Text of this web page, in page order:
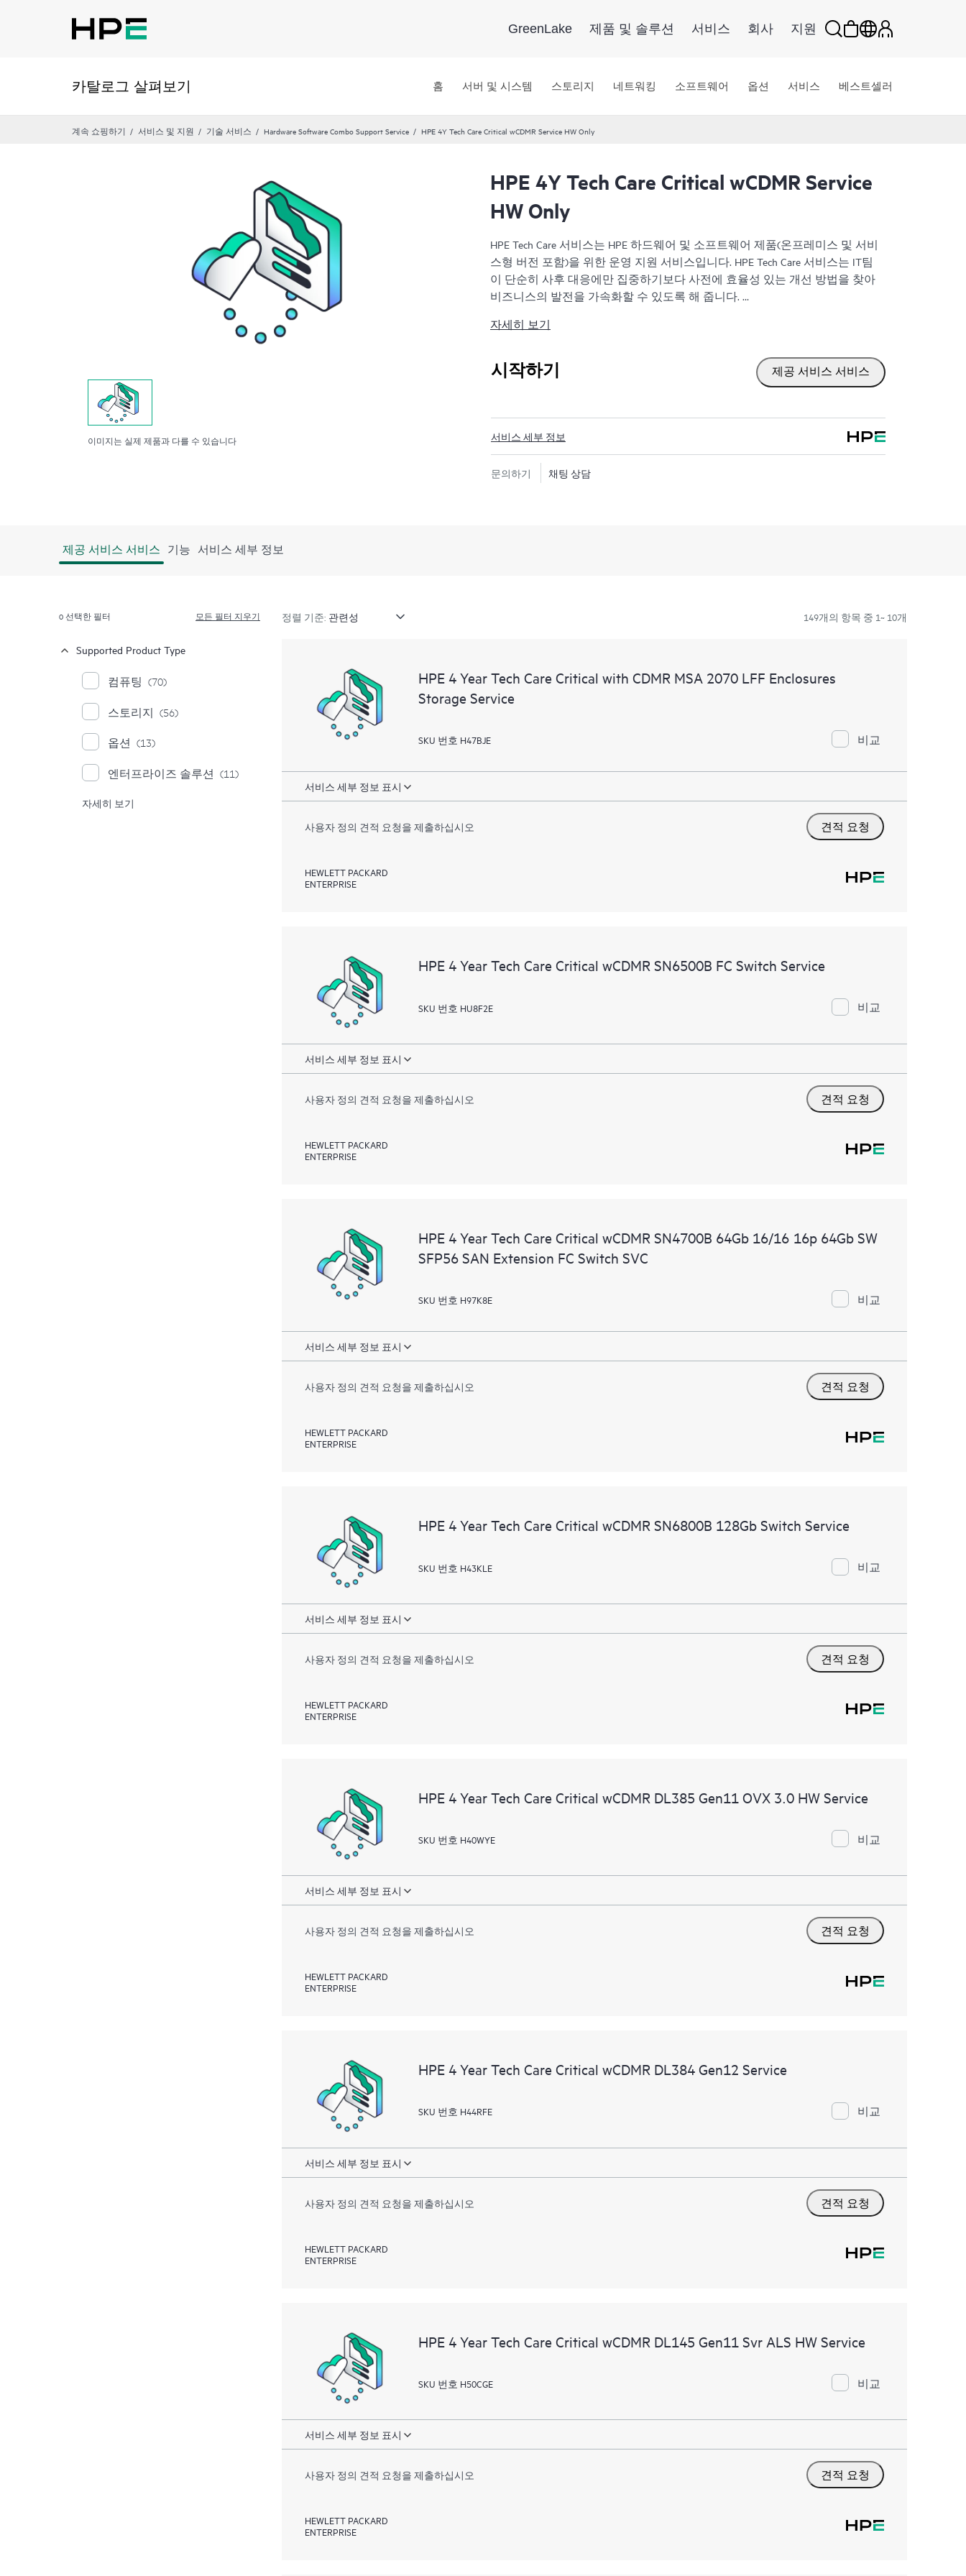
GreenLake 제품 및 솔루션 서비스 회사 지원
카탈로그 살펴보기 홈 서버 및 시스템 스토리지 네트워킹 소프트웨어 옵션 서비스 베스트셀러
계속 쇼핑하기 서비스 및 지원 기술 서비스 Hardware Software Combo Support Service HPE 4Y Tech Care Critical wCDMR Service HW Only
이미지는 실제 제품과 다를 수 있습니다
HPE 4Y Tech Care Critical wCDMR Service
HW Only
HPE Tech Care 서비스는 HPE 하드웨어 및 소프트웨어 제품(온프레미스 및 서비
스형 버전 포함)을 위한 운영 지원 서비스입니다. HPE Tech Care 서비스는 IT팀
이 단순히 사후 대응에만 집중하기보다 사전에 효율성 있는 개선 방법을 찾아
비즈니스의 발전을 가속화할 수 있도록 해 줍니다.
HPE Tech Care 서비스는 고객이 위험을 줄이는 것뿐만 아니라 업무 효율을 높
지원하고, 일반적인 기술 관련 지원을 제공합니다. HPE Tech Care 서비스 고객
은 전화, 실시간 채팅 기능, 자동화된 인시던트 로깅, 응답 시간이 정해진 HPE
의 컨텍스트에서 하드웨어 및/또는 소프트웨어 관련 지식을 보유한 전문 기술
리소스에 대한 액세스를 제공받으며, 고객이 분류 또는 권한 질문에 답하는 데
시간을 낭비하지 않도록 합니다.
HPE Tech Care 서비스는 지원 대상 제품의 운영, 관리, 보안에 대한 일반 기술
고객은 지원 인시던트를 열지 않고도 특정 활동을 수행할 수 있으며, 선별된
제공합니다.
자세히 보기
시작하기 제공 서비스 서비스
서비스 세부 정보
문의하기 채팅 상담
제공 서비스 서비스 기능 서비스 세부 정보
0선택한 필터 모든 필터 지우기
Supported Product Type
컴퓨팅 (70)
스토리지 (56)
옵션 (13)
엔터프라이즈 솔루션 (11)
Moonshot 시스템
자세히 보기
정렬 기준: 149개의 항목 중 1~ 10개
HPE 4 Year Tech Care Critical with CDMR MSA 2070 LFF Enclosures
Storage Service
SKU 번호 H47BJE 비교
서비스 세부 정보 표시
사용자 정의 견적 요청을 제출하십시오 견적 요청
HEWLETT PACKARD
ENTERPRISE
HPE 4 Year Tech Care Critical wCDMR SN6500B FC Switch Service
SKU 번호 HU8F2E 비교
서비스 세부 정보 표시
사용자 정의 견적 요청을 제출하십시오 견적 요청
HEWLETT PACKARD
ENTERPRISE
HPE 4 Year Tech Care Critical wCDMR SN4700B 64Gb 16/16 16p 64Gb SW
SFP56 SAN Extension FC Switch SVC
SKU 번호 H97K8E 비교
서비스 세부 정보 표시
사용자 정의 견적 요청을 제출하십시오 견적 요청
HEWLETT PACKARD
ENTERPRISE
HPE 4 Year Tech Care Critical wCDMR SN6800B 128Gb Switch Service
SKU 번호 H43KLE 비교
서비스 세부 정보 표시
사용자 정의 견적 요청을 제출하십시오 견적 요청
HEWLETT PACKARD
ENTERPRISE
HPE 4 Year Tech Care Critical wCDMR DL385 Gen11 OVX 3.0 HW Service
SKU 번호 H40WYE 비교
서비스 세부 정보 표시
사용자 정의 견적 요청을 제출하십시오 견적 요청
HEWLETT PACKARD
ENTERPRISE
HPE 4 Year Tech Care Critical wCDMR DL384 Gen12 Service
SKU 번호 H44RFE 비교
서비스 세부 정보 표시
사용자 정의 견적 요청을 제출하십시오 견적 요청
HEWLETT PACKARD
ENTERPRISE
HPE 4 Year Tech Care Critical wCDMR DL145 Gen11 Svr ALS HW Service
SKU 번호 H50CGE 비교
서비스 세부 정보 표시
사용자 정의 견적 요청을 제출하십시오 견적 요청
HEWLETT PACKARD
ENTERPRISE